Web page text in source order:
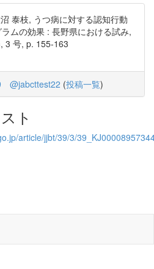
泰枝, うつ病に対する認知行動
ムの効果 : 長野県における試み,
3 号, p. 155-163
@jabcttest22 (投稿一覧)
ト
article/jjbt/39/3/